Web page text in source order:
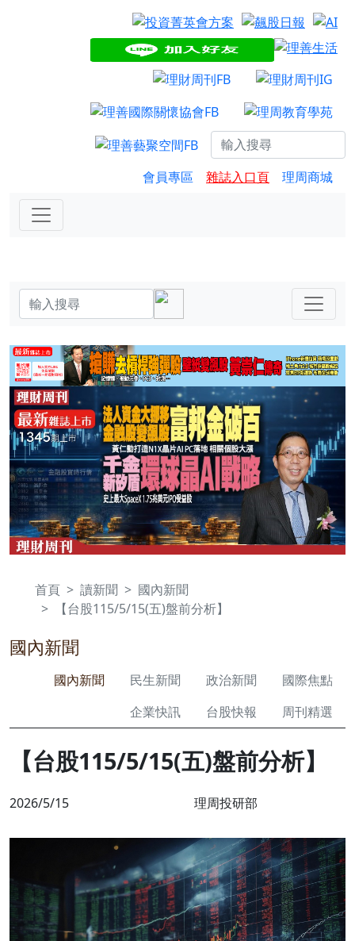
會員專區 雜誌入口頁 理周商城
首頁 讀新聞
國內新聞
【台股115/5/15(五)盤前分析】
國內新聞
國內新聞 民生新聞 政治新聞
國際焦點
企業快訊
台股快報 周刊精選
【台股115/5/15(五)盤前分析】
2026/5/15 理周投研部